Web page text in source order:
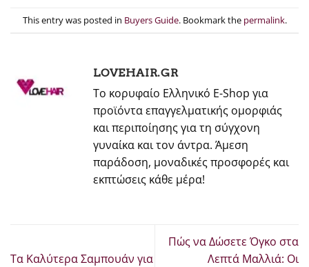
This entry was posted in Buyers Guide. Bookmark the permalink.
LOVEHAIR.GR
Το κορυφαίο Ελληνικό E-Shop για
προϊόντα επαγγελματικής ομορφιάς
και περιποίησης για τη σύγχονη
γυναίκα και τον άντρα. Άμεση
παράδοση, μοναδικές προσφορές και
εκπτώσεις κάθε μέρα!
Τα Καλύτερα Σαμπουάν για
Πώς να Δώσετε Όγκο στα
Λεπτά Μαλλιά: Οι